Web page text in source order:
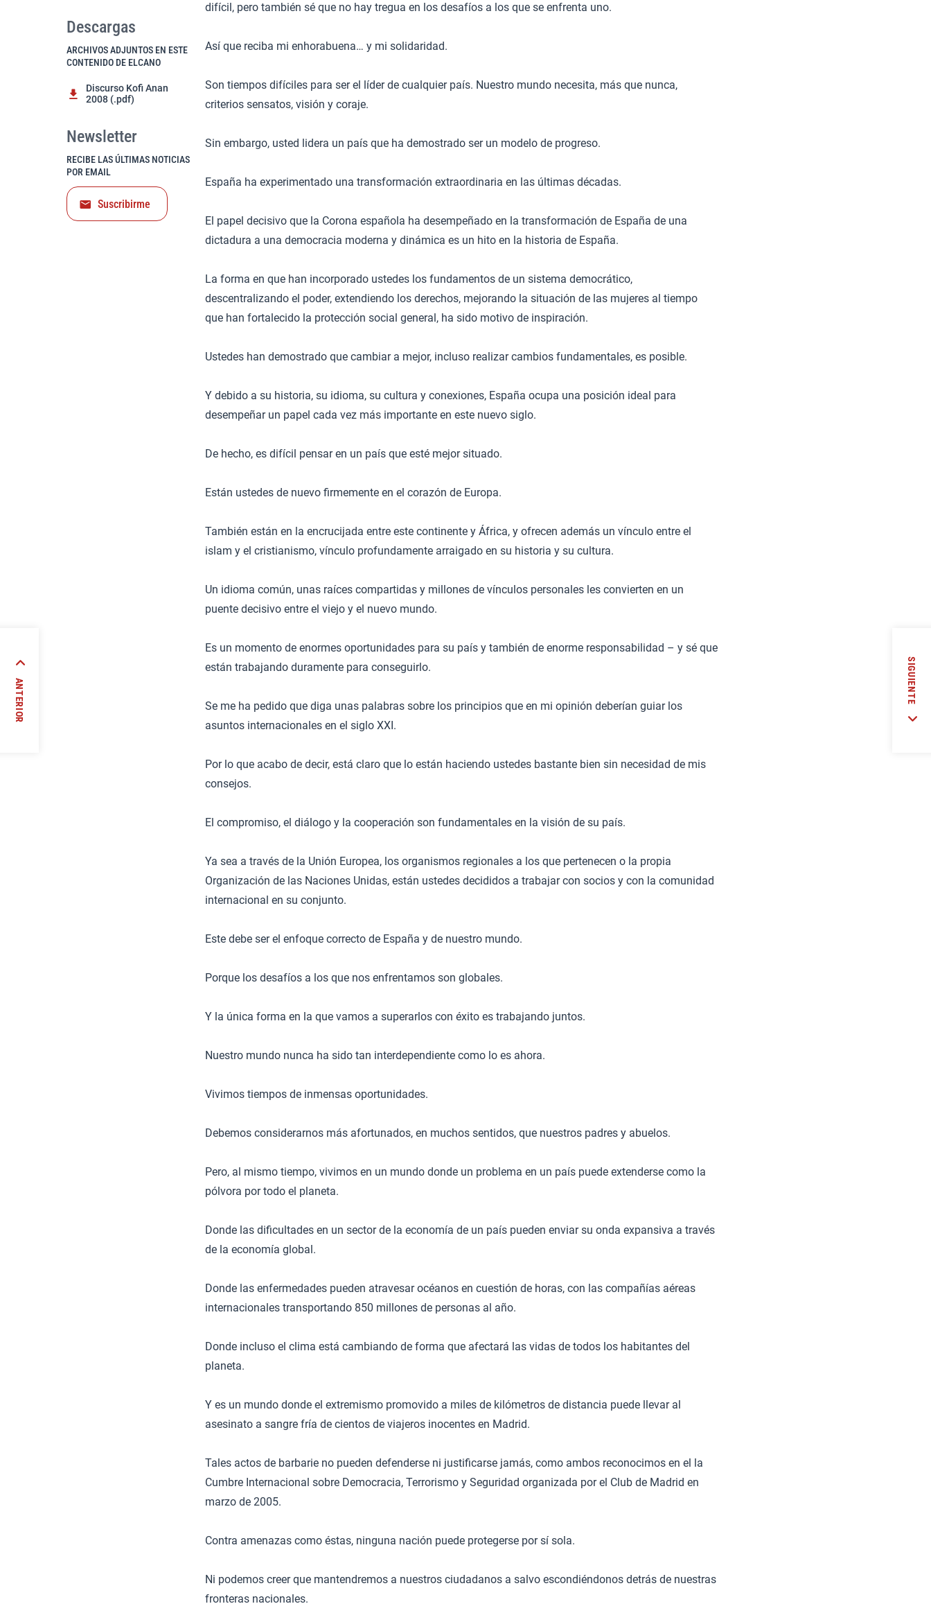
difícil, pero también sé que no hay tregua en los desafíos a los que se enfrenta uno.
Así que reciba mi enhorabuena… y mi solidaridad.
Son tiempos difíciles para ser el líder de cualquier país. Nuestro mundo necesita, más que nunca,
criterios sensatos, visión y coraje.
Sin embargo, usted lidera un país que ha demostrado ser un modelo de progreso.
España ha experimentado una transformación extraordinaria en las últimas décadas.
El papel decisivo que la Corona española ha desempeñado en la transformación de España de una
dictadura a una democracia moderna y dinámica es un hito en la historia de España.
La forma en que han incorporado ustedes los fundamentos de un sistema democrático,
descentralizando el poder, extendiendo los derechos, mejorando la situación de las mujeres al tiempo
que han fortalecido la protección social general, ha sido motivo de inspiración.
Ustedes han demostrado que cambiar a mejor, incluso realizar cambios fundamentales, es posible.
Y debido a su historia, su idioma, su cultura y conexiones, España ocupa una posición ideal para
desempeñar un papel cada vez más importante en este nuevo siglo.
De hecho, es difícil pensar en un país que esté mejor situado.
Están ustedes de nuevo firmemente en el corazón de Europa.
También están en la encrucijada entre este continente y África, y ofrecen además un vínculo entre el
islam y el cristianismo, vínculo profundamente arraigado en su historia y su cultura.
Un idioma común, unas raíces compartidas y millones de vínculos personales les convierten en un
puente decisivo entre el viejo y el nuevo mundo.
Es un momento de enormes oportunidades para su país y también de enorme responsabilidad – y sé que
están trabajando duramente para conseguirlo.
Se me ha pedido que diga unas palabras sobre los principios que en mi opinión deberían guiar los
asuntos internacionales en el siglo XXI.
Por lo que acabo de decir, está claro que lo están haciendo ustedes bastante bien sin necesidad de mis
consejos.
El compromiso, el diálogo y la cooperación son fundamentales en la visión de su país.
Ya sea a través de la Unión Europea, los organismos regionales a los que pertenecen o la propia
Organización de las Naciones Unidas, están ustedes decididos a trabajar con socios y con la comunidad
internacional en su conjunto.
Este debe ser el enfoque correcto de España y de nuestro mundo.
Porque los desafíos a los que nos enfrentamos son globales.
Y la única forma en la que vamos a superarlos con éxito es trabajando juntos.
Nuestro mundo nunca ha sido tan interdependiente como lo es ahora.
Vivimos tiempos de inmensas oportunidades.
Debemos considerarnos más afortunados, en muchos sentidos, que nuestros padres y abuelos.
Pero, al mismo tiempo, vivimos en un mundo donde un problema en un país puede extenderse como la
pólvora por todo el planeta.
Donde las dificultades en un sector de la economía de un país pueden enviar su onda expansiva a través
de la economía global.
Donde las enfermedades pueden atravesar océanos en cuestión de horas, con las compañías aéreas
internacionales transportando 850 millones de personas al año.
Donde incluso el clima está cambiando de forma que afectará las vidas de todos los habitantes del
planeta.
Y es un mundo donde el extremismo promovido a miles de kilómetros de distancia puede llevar al
asesinato a sangre fría de cientos de viajeros inocentes en Madrid.
Tales actos de barbarie no pueden defenderse ni justificarse jamás, como ambos reconocimos en el la
Cumbre Internacional sobre Democracia, Terrorismo y Seguridad organizada por el Club de Madrid en
marzo de 2005.
Contra amenazas como éstas, ninguna nación puede protegerse por sí sola.
Ni podemos creer que mantendremos a nuestros ciudadanos a salvo escondiéndonos detrás de nuestras
fronteras nacionales.
Descargas
ARCHIVOS ADJUNTOS EN ESTE
CONTENIDO DE ELCANO
Discurso Kofi Anan
2008 (.pdf)
Newsletter
RECIBE LAS ÚLTIMAS NOTICIAS
POR EMAIL
Suscribirme
ANTERIOR SIGUIENTE